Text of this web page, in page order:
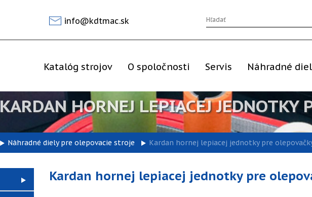
info@kdtmac.sk
Katalóg strojov O spoločnosti Servis Náhradné
KARDAN HORNEJ LEPIACEJ JEDNOTKY
Náhradné diely pre olepovacie stroje Kardan hornej lepiacej jednotky pre
Kardan hornej lepiacej jednotky pre